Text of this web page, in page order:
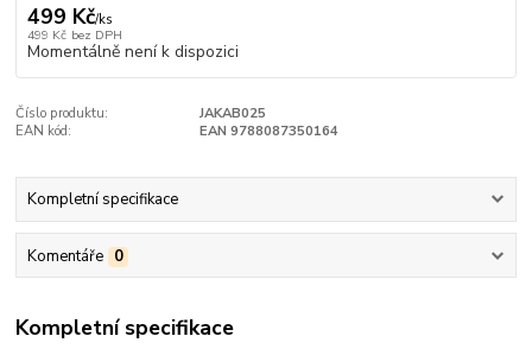
499 Kč/ks
499 Kč bez DPH
Momentálně není k dispozici
Číslo produktu:
JAKAB025
EAN kód:
EAN 9788087350164
Kompletní specifikace
Komentáře 0
Kompletní specifikace